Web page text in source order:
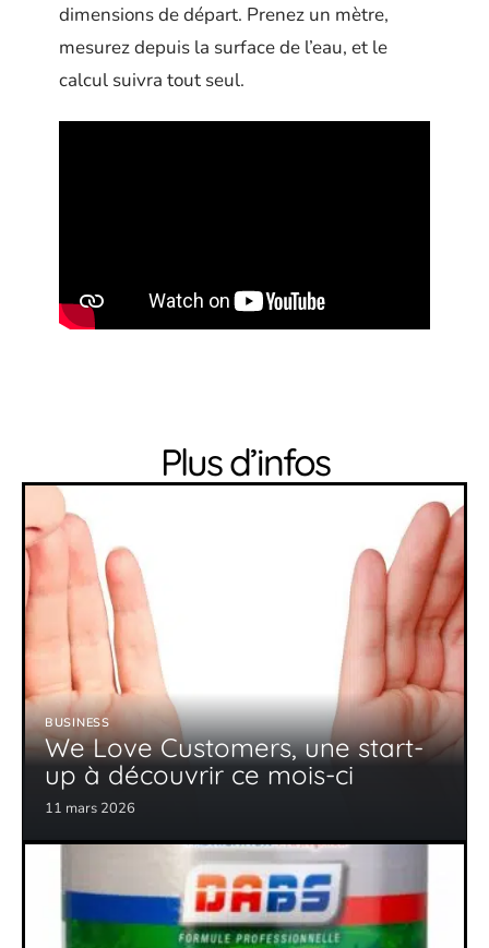
dimensions de départ. Prenez un mètre,
mesurez depuis la surface de l’eau, et le
calcul suivra tout seul.
Plus d’infos
BUSINESS
We Love Customers, une start-
up à découvrir ce mois-ci
11 mars 2026